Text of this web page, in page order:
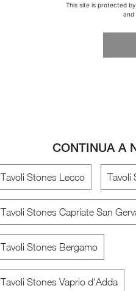
This site is protected
and
CONTINUA A
Tavoli Stones Lecco Tavoli
Tavoli Stones Capriate San
Tavoli Stones Bergamo
Tavoli Stones Vaprio d'Adda